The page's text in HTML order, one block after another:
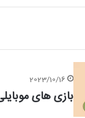
2023/10/16
بازی های موبایلی